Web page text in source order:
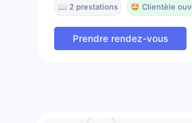
📖 2 prestations 🤩 Clientèle
Prendre rendez-vous